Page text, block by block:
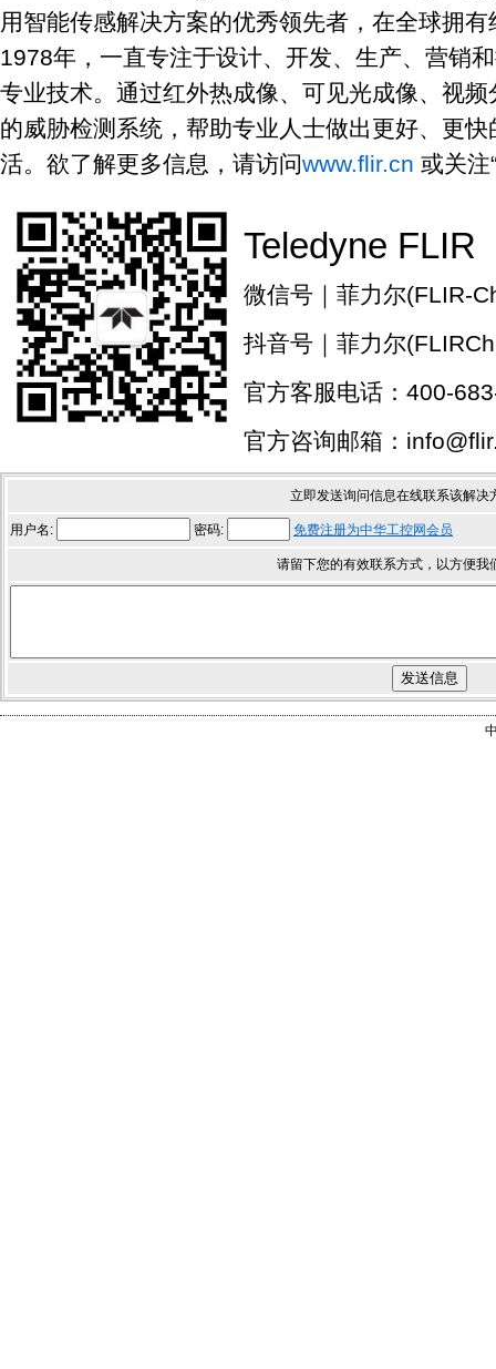
用智能传感解决方案的优秀领先者，在全球拥
1978年，一直专注于设计、开发、生产、营销
专业技术。通过红外热成像、可见光成像、视
的威胁检测系统，帮助专业人士做出更好、更
活。欲了解更多信息，请访问www.flir.cn 或关注
Teledyne FLIR
微信号｜菲力尔(FLIR-
抖音号｜菲力尔
官方客服电话：400-
官方咨询邮箱：
立即发送询问信息在线联系该解决
用户名: 密码: 免费注册为中华工控网会员
请留下您的有效联系方式，以方便我